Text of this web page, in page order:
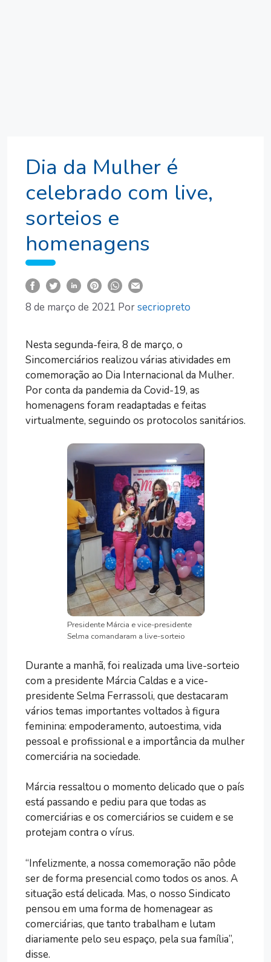
Dia da Mulher é
celebrado com live,
sorteios e
homenagens
8 de março de 2021 Porsecriopreto
Nesta segunda-feira, 8 de março, o
Sincomerciários realizou várias atividades em
comemoração ao Dia Internacional da Mulher.
Por conta da pandemia da Covid-19, as
homenagens foram readaptadas e feitas
virtualmente, seguindo os protocolos sanitários.
Presidente Márcia e vice-presidente
Selma comandaram a live-sorteio
Durante a manhã, foi realizada uma live-sorteio
com a presidente Márcia Caldas e a vice-
presidente Selma Ferrassoli, que destacaram
vários temas importantes voltados à figura
feminina: empoderamento, autoestima, vida
pessoal e profissional e a importância da mulher
comerciária na sociedade.
Márcia ressaltou o momento delicado que o país
está passando e pediu para que todas as
comerciárias e os comerciários se cuidem e se
protejam contra o vírus.
“Infelizmente, a nossa comemoração não pôde
ser de forma presencial como todos os anos. A
situação está delicada. Mas, o nosso Sindicato
pensou em uma forma de homenagear as
comerciárias, que tanto trabalham e lutam
diariamente pelo seu espaço, pela sua família”,
disse.